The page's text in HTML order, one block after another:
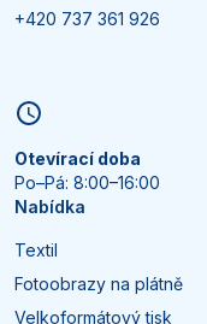
+420 737 361 926
Otevírací doba
Po–Pá: 8:00–16:00
Nabídka
Textil
Fotoobrazy na plátně
Velkoformátový tisk